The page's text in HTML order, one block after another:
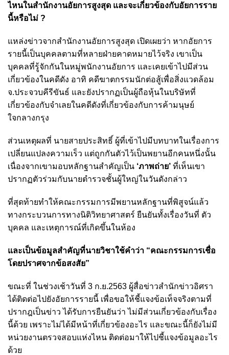
ไหนในสำนักงานอัยการสูงสุด และจะเกี่ยวข้องกับอัยการราย
นี้หรือไม่ ?
แหล่งข่าวจากสำนักงานอัยการสูงสุด เปิดเผยว่า หากอัยการ
รายนี้เป็นบุคคลตามที่หลายฝ่ายคาดหมายไว้จริง เขาเป็น
บุคคลที่รู้จักกันในหมู่พนักงานอัยการ และเคยเข้าไปมีส่วน
เกี่ยวข้องในคดีดัง อาทิ คดีฆาตกรรมนักต่อสู้เพื่อสิ่งแวดล้อม
จ.ประจวบคีรีขันธ์ และยังปรากฏเป็นผู้ถือหุ้นในบริษัทที่
เกี่ยวข้องกับจำเลยในคดีดังที่เกี่ยวข้องกับการค้ามนุษย์
ใจกลางกรุง
ส่วนเหตุผลที่ นายสายประสิทธิ์ ผู้ที่เข้าไปมีบทบาทในเรื่องการ
เปลี่ยนแปลงความเร็ว แต่ถูกกันตัวไว้เป็นพยานอีกคนหนึ่งนั้น
เนื่องจากเขามอบหลักฐานสำคัญเป็น ‘ภาพถ่าย’ ที่เห็นเขา
ปรากฏตัวร่วมกับนายตำรวจชั้นผู้ใหญ่ในวันดังกล่าว
ที่สุดท้ายทำให้คณะกรรมการมีพยานหลักฐานที่พิสูจน์แล้ว
ทางกระบวนการทางนิติวิทยาศาสตร์ ยืนยันทั้งเรื่องวันที่ ตัว
บุคคล และเหตุการณ์ที่เกิดขึ้นในห้อง
และเป็นข้อมูลสำคัญที่นายวิชาใช้คำว่า “คณะกรรมการเชื่อ
โดยปราศจากข้อสงสัย”
ขณะที่ ในช่วงเช้าวันที่ 3 ก.ย.2563 ผู้สื่อข่าวสำนักข่าวอิศรา
ได้ติดต่อไปยังอัยการรายนี้ เพื่อขอให้ชี้แจงข้อเท็จจริงตามที่
ปรากฎเป็นข่าว ได้รับการยืนยันว่า ไม่มีส่วนเกี่ยวข้องกับเรื่อง
นี้ด้วย เพราะไม่ได้มีหน้าที่เกี่ยวข้องอะไร และขณะนี้ก็ยังไม่มี
หน่วยงานตรวจสอบแห่งไหน ติดต่อมาให้ไปชี้แจงข้อมูลอะไร
ด้วย